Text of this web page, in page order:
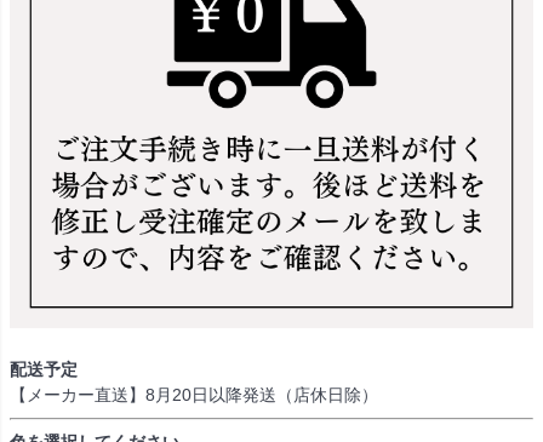
配送予定
【メーカー直送】8月20日以降発送（店休日除）